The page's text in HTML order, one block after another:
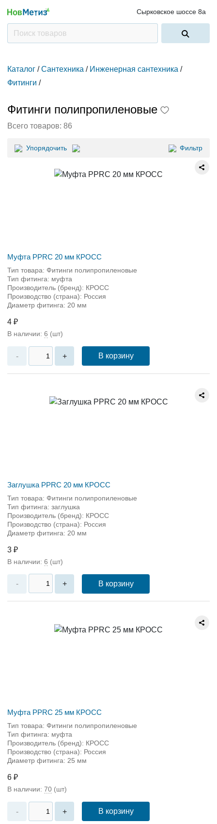
Сырковское шоссе 8а
Каталог / Сантехника / Инженерная сантехника /
Фитинги /
Фитинги полипропиленовые
Всего товаров: 86
Упорядочить Фильтр
Муфта PPRC 20 мм КРОСС
Тип товара: Фитинги полипропиленовые
Тип фитинга: муфта
Производитель (бренд): КРОСС
Производство (страна): Россия
Диаметр фитинга: 20 мм
4 ₽
В наличии: 6 (шт)
- + В корзину
Заглушка PPRC 20 мм КРОСС
Тип товара: Фитинги полипропиленовые
Тип фитинга: заглушка
Производитель (бренд): КРОСС
Производство (страна): Россия
Диаметр фитинга: 20 мм
3 ₽
В наличии: 6 (шт)
- + В корзину
Муфта PPRC 25 мм КРОСС
Тип товара: Фитинги полипропиленовые
Тип фитинга: муфта
Производитель (бренд): КРОСС
Производство (страна): Россия
Диаметр фитинга: 25 мм
6 ₽
В наличии: 70 (шт)
- + В корзину